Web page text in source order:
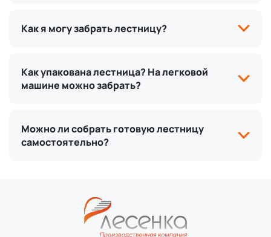
Как я могу забрать лестницу?
Как упакована лестница? На легковой
машине можно забрать?
Можно ли собрать готовую лестницу
самостоятельно?